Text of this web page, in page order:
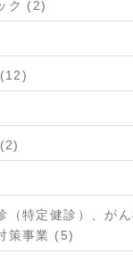
ク (2)
（特定健診）、が
策事業 (5)